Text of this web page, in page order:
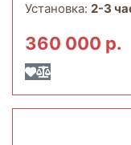
Установка: 2-3
360 000 р.